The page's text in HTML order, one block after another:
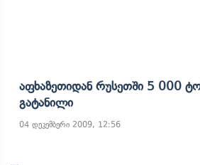
Აფხაზეთიდან Რუსეთში 5 000
Გატანილი
04 დეკემბერი 2009, 12:56